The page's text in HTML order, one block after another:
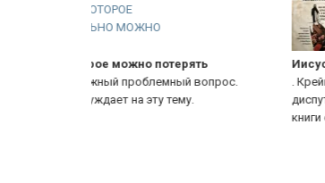
ИИСУС ПРОТИВ
Как возникла церковь...
Иисус против священников
. Крейг очень интересный автор. Много
диспутов, у него нестандартное
книги очень нестандартные. Стоит